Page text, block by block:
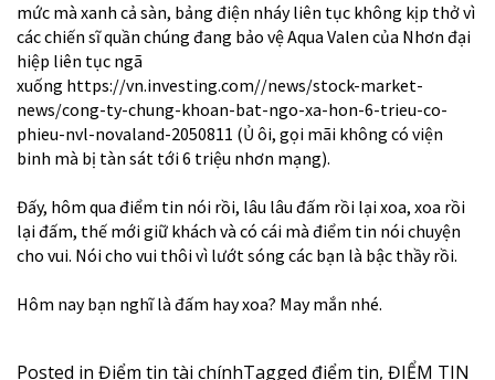
mức mà xanh cả sàn, bảng điện nháy liên tục không kịp thở vì
các chiến sĩ quần chúng đang bảo vệ Aqua Valen của Nhơn đại
hiệp liên tục ngã
xuống https://vn.investing.com//news/stock-market-
news/cong-ty-chung-khoan-bat-ngo-xa-hon-6-trieu-co-
phieu-nvl-novaland-2050811 (Ủ ôi, gọi mãi không có viện
binh mà bị tàn sát tới 6 triệu nhơn mạng).
Đấy, hôm qua điểm tin nói rồi, lâu lâu đấm rồi lại xoa, xoa rồi
lại đấm, thế mới giữ khách và có cái mà điểm tin nói chuyện
cho vui. Nói cho vui thôi vì lướt sóng các bạn là bậc thầy rồi.
Hôm nay bạn nghĩ là đấm hay xoa? May mắn nhé.
Posted in Điểm tin tài chínhTagged điểm tin, ĐIỂM TIN